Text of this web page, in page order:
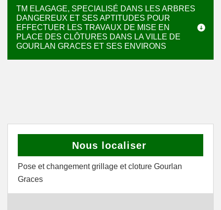
TM ELAGAGE, SPECIALISÉ DANS LES ARBRES
DANGEREUX ET SES APTITUDES POUR
EFFECTUER LES TRAVAUX DE MISE EN
PLACE DES CLÔTURES DANS LA VILLE DE
GOURLAN GRACES ET SES ENVIRONS
Nous localiser
Pose et changement grillage et cloture Gourlan
Graces